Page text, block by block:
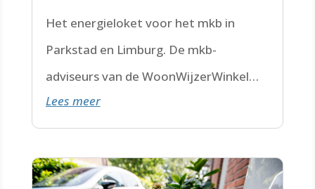
Het energieloket voor het mkb in
Parkstad en Limburg. De mkb-
adviseurs van de WoonWijzerWinkel
Limburg staan voor je klaar.
Lees meer